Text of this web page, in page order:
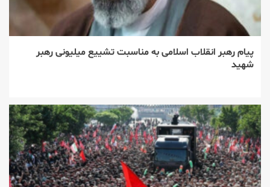
پیام رهبر انقلاب اسلامی به مناسبت تشییع میلیونی رهبر
شهید